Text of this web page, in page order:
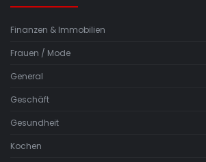
Finanzen & Immobilien
Frauen / Mode
General
Geschäft
Gesundheit
Kochen